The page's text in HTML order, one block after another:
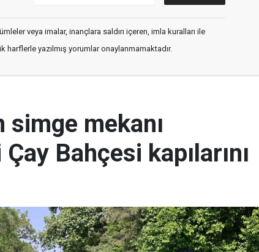
veya imalar, inançlara saldırı içeren, imla kuralları ile
harflerle yazılmış yorumlar onaylanmamaktadır.
simge mekanı
Bahçesi kapılarını